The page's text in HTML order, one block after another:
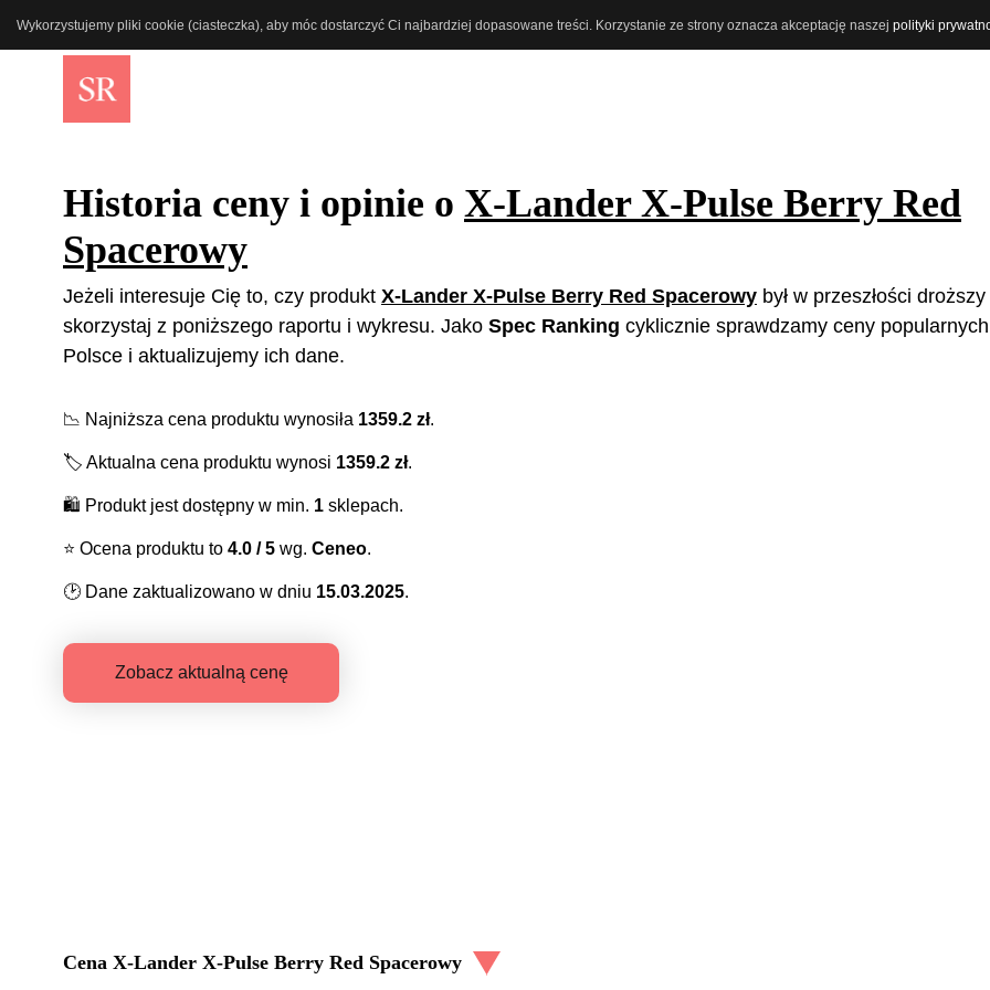
Wykorzystujemy pliki cookie (ciasteczka), aby móc dostarczyć Ci najbardziej dopasowane treści. Korzystanie ze strony oznacza akceptację naszej polityki
Historia ceny i opinie o X-Lander X-Pulse Berry Red
Spacerowy
Jeżeli interesuje Cię to, czy produkt X-Lander X-Pulse Berry Red Spacerowy był w przeszłości
skorzystaj z poniższego raportu i wykresu. Jako Spec Ranking cyklicznie sprawdzamy ceny
Polsce i aktualizujemy ich dane.
📉 Najniższa cena produktu wynosiła 1359.2 zł.
🏷️ Aktualna cena produktu wynosi 1359.2 zł.
🛍️ Produkt jest dostępny w min. 1 sklepach.
⭐️ Ocena produktu to 4.0 / 5 wg. Ceneo.
🕑 Dane zaktualizowano w dniu 15.03.2025.
Zobacz aktualną cenę
Cena X-Lander X-Pulse Berry Red Spacerowy